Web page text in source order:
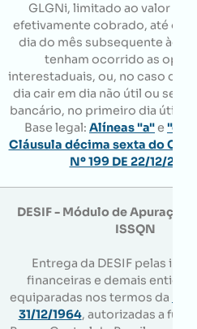
GLGNi, limitado ao valor do
efetivamente cobrado, até o
dia do mês subsequente
tenham ocorrido as
interestaduais, ou, no caso do
dia cair em dia não útil ou sem
bancário, no primeiro dia útil
Base legal: Alíneas "a"e "c"
Cláusula décima sexta do
Nº 199 DE 22/12/2022
DESIF - Módulo de Apuração
ISSQN
Entrega da DESIF pelas
financeiras e demais
equiparadas nos termos da
31/12/1964, autorizadas a